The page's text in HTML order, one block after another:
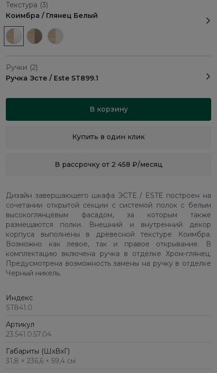
Текстура (3)
Коимбра / Глянец Белый
Ручки (2)
Ручка Эсте / Este ST899.1
В корзину
Купить в один клик
В рассрочку от 2 458 ₽/месяц
Дизайн завершающего шкафа ЭСТЕ / ESTE построен на
сочетании открытой секции с системой полок с белым
высокоглянцевым фасадом, за которым также
размещаются полки. Внешний и внутренний декор
корпуса выполнены в древесной текстуре Коимбра.
Возможно как левое, так и правое открывание. В
комплектацию включена ручка в отделке Хром-глянец.
Предусмотрена возможность замены на ручку в отделке
Черный никель.
Индекс
ST841.0
Артикул
23.541.0.57.04
Габариты (ШхВхГ)
31,8 × 236,6 × 59,4 см